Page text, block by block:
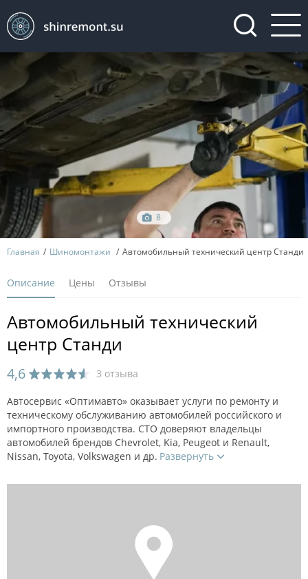
8
Главная Шиномонтажи Автомобильный технический центр Станди
Описание Цены Отзывы
Автомобильный технический
центр Станди
4,6 3 отзыва
Автосервис «Оптимавто» оказывает услуги по ремонту и
техническому обслуживанию автомобилей российского и
импортного производства. СТО доверяют владельцы
автомобилей брендов Chevrolet, Kia, Peugeot и Renault,
Nissan, Toyota, Volkswagen и др. Развернуть